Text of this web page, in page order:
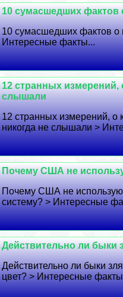
10 cyмacшедших фактов
10 cyмacшедших фактов о
Интересные факты...
12 странных
слышали
12 странных измерений, о
никогда не слышали >
Почему США не
Почему США не
систему? > Интересные
Действительно ли быки
Действительно ли быки
цвет? > Интересные